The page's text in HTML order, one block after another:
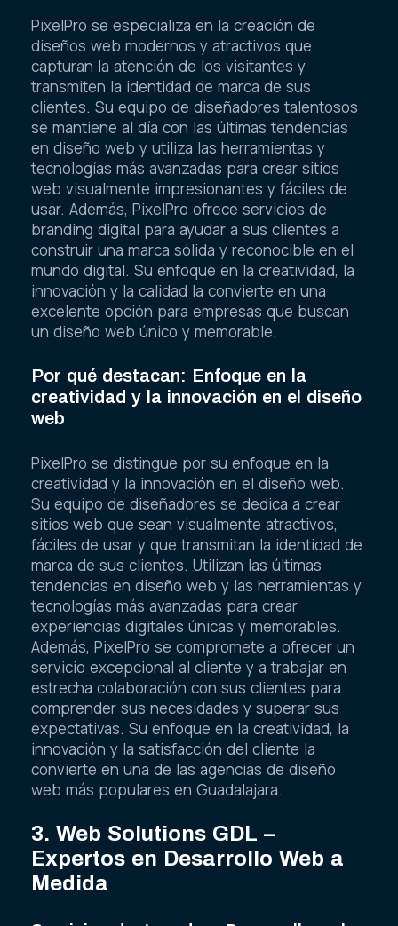
PixelPro se especializa en la creación de
diseños web modernos y atractivos que
capturan la atención de los visitantes y
transmiten la identidad de marca de sus
clientes. Su equipo de diseñadores talentosos
se mantiene al día con las últimas tendencias
en diseño web y utiliza las herramientas y
tecnologías más avanzadas para crear sitios
web visualmente impresionantes y fáciles de
usar. Además, PixelPro ofrece servicios de
branding digital para ayudar a sus clientes a
construir una marca sólida y reconocible en el
mundo digital. Su enfoque en la creatividad, la
innovación y la calidad la convierte en una
excelente opción para empresas que buscan
un diseño web único y memorable.
Por qué destacan: Enfoque en la
creatividad y la innovación en el diseño
web
PixelPro se distingue por su enfoque en la
creatividad y la innovación en el diseño web.
Su equipo de diseñadores se dedica a crear
sitios web que sean visualmente atractivos,
fáciles de usar y que transmitan la identidad de
marca de sus clientes. Utilizan las últimas
tendencias en diseño web y las herramientas y
tecnologías más avanzadas para crear
experiencias digitales únicas y memorables.
Además, PixelPro se compromete a ofrecer un
servicio excepcional al cliente y a trabajar en
estrecha colaboración con sus clientes para
comprender sus necesidades y superar sus
expectativas. Su enfoque en la creatividad, la
innovación y la satisfacción del cliente la
convierte en una de las agencias de diseño
web más populares en Guadalajara.
3. Web Solutions GDL –
Expertos en Desarrollo Web a
Medida